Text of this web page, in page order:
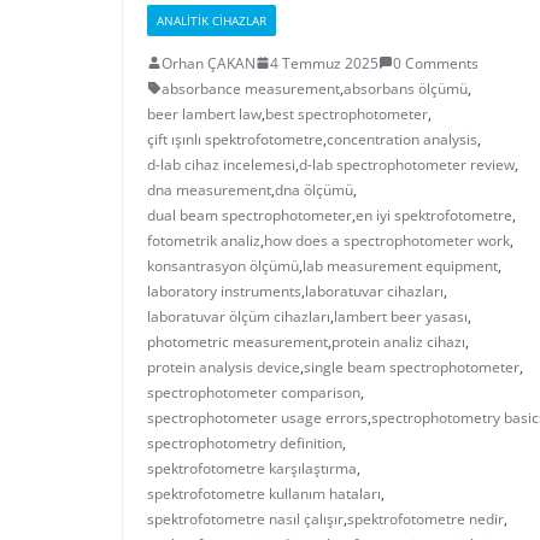
ANALITIK CIHAZLAR
Orhan ÇAKAN 4 Temmuz 2025
0 Comments
absorbance measurement,absorbans ölçümü,
beer lambert law,best spectrophotometer,
çift ışınlı spektrofotometre,concentration analysis,
d-lab cihaz incelemesi,d-lab spectrophotometer review,
dna measurement,dna ölçümü,
dual beam spectrophotometer,en iyi spektrofotometre,
fotometrik analiz,how does a spectrophotometer work,
konsantrasyon ölçümü,lab measurement equipment,
laboratory instruments,laboratuvar cihazları,
laboratuvar ölçüm cihazları,lambert beer yasası,
photometric measurement,protein analiz cihazı,
protein analysis device,single beam spectrophotometer,
spectrophotometer comparison,
spectrophotometer usage errors,spectrophotometry
spectrophotometry definition,
spektrofotometre karşılaştırma,
spektrofotometre kullanım hataları,
spektrofotometre nasıl çalışır,spektrofotometre nedir,